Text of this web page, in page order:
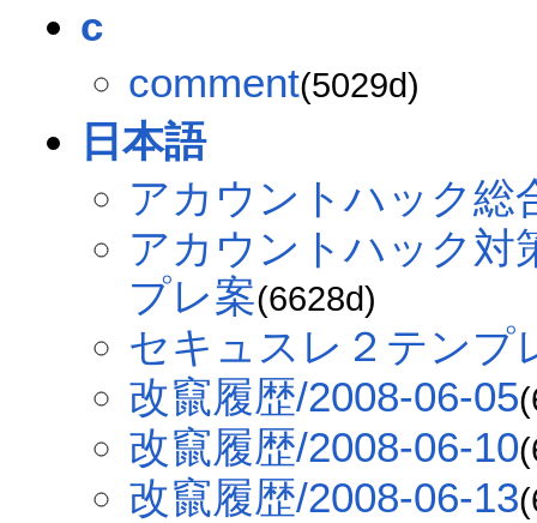
c
comment(5029d)
日本語
アカウントハック総
アカウントハック対
プレ案(6628d)
セキュスレ２テンプ
改竄履歴/2008-06-05
改竄履歴/2008-06-10
改竄履歴/2008-06-13